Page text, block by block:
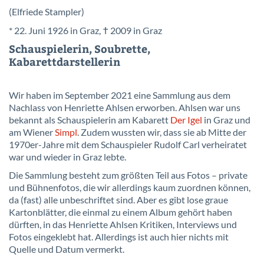
(Elfriede Stampler)
* 22. Juni 1926 in Graz, † 2009 in Graz
Schauspielerin, Soubrette,
Kabarettdarstellerin
Wir haben im September 2021 eine Sammlung aus dem
Nachlass von Henriette Ahlsen erworben. Ahlsen war uns
bekannt als Schauspielerin am Kabarett Der Igel in Graz und
am WienerSimpl. Zudem wussten wir, dass sie ab Mitte der
1970er-Jahre mit dem Schauspieler Rudolf Carl verheiratet
war und wieder in Graz lebte.
Die Sammlung besteht zum größten Teil aus Fotos – private
und Bühnenfotos, die wir allerdings kaum zuordnen können,
da (fast) alle unbeschriftet sind. Aber es gibt lose graue
Kartonblätter, die einmal zu einem Album gehört haben
dürften, in das Henriette Ahlsen Kritiken, Interviews und
Fotos eingeklebt hat. Allerdings ist auch hier nichts mit
Quelle und Datum vermerkt.